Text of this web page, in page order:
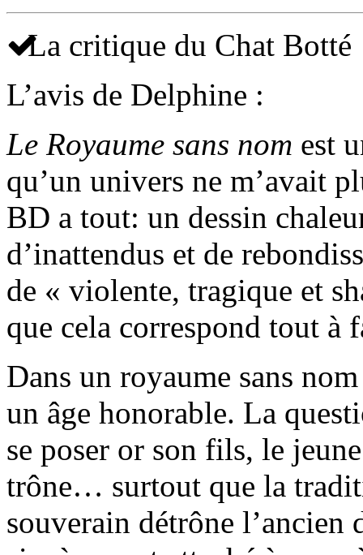
La critique du Chat Botté
L’avis de Delphine :
Le Royaume sans nom est
qu’un univers ne m’avait
BD a tout: un dessin
d’inattendus et de
de « violente, tragique et
que cela correspond tout à
Dans un royaume sans
un âge honorable. La
se poser or son fils, le
trône… surtout que la
souverain détrône l’ancien